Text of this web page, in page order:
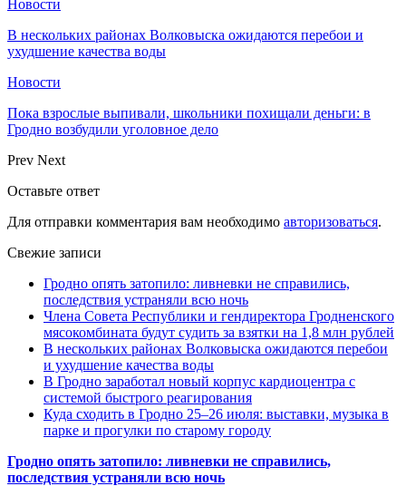
Новости
В нескольких районах Волковыска ожидаются перебои и
ухудшение качества воды
Новости
Пока взрослые выпивали, школьники похищали деньги: в
Гродно возбудили уголовное дело
Prev Next
Оставьте ответ
Для отправки комментария вам необходимо авторизоваться.
Свежие записи
Гродно опять затопило: ливневки не справились,
последствия устраняли всю ночь
Члена Совета Республики и гендиректора Гродненского
мясокомбината будут судить за взятки на 1,8 млн рублей
В нескольких районах Волковыска ожидаются перебои
и ухудшение качества воды
В Гродно заработал новый корпус кардиоцентра с
системой быстрого реагирования
Куда сходить в Гродно 25–26 июля: выставки, музыка в
парке и прогулки по старому городу
Гродно опять затопило: ливневки не справились,
последствия устраняли всю ночь